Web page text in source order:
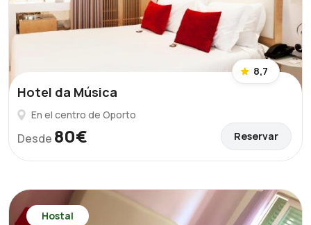
8,7
Hotel da Música
En el centro de Oporto
Desde 80€ Reservar
Hostal